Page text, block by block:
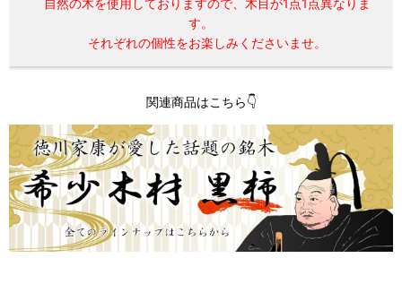
自然の木を使用しておりますので、木目が1点1点異なりま
す。
それぞれの個性をお楽しみくださいませ。
関連商品はこちら👇